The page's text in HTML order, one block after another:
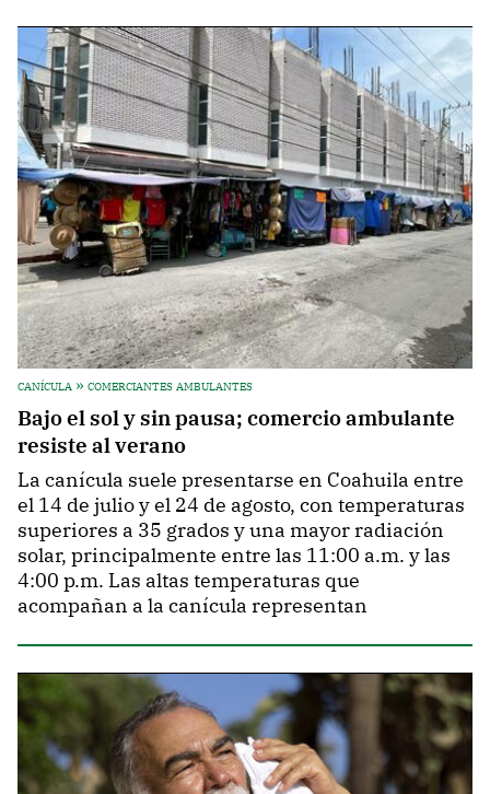
canícula » comerciantes ambulantes
Bajo el sol y sin pausa; comercio ambulante
resiste al verano
La canícula suele presentarse en Coahuila entre
el 14 de julio y el 24 de agosto, con temperaturas
superiores a 35 grados y una mayor radiación
solar, principalmente entre las 11:00 a.m. y las
4:00 p.m. Las altas temperaturas que
acompañan a la canícula representan